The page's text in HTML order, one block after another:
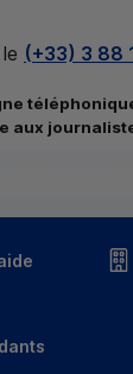
(+33) 3 88
aux